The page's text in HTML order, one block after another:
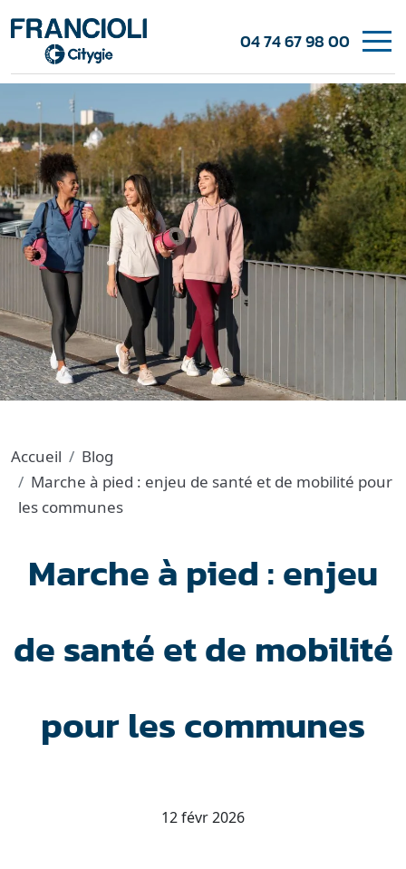
04 74 67 98 00
Accueil
Blog
Marche à pied : enjeu de santé et de mobilité pour
les communes
Marche à pied : enjeu
de santé et de mobilité
pour les communes
12 févr 2026